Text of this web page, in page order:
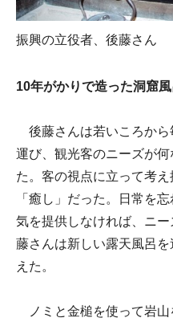
振興の立役者、後藤さん
10年がかりで造った洞窟風
後藤さんは若いころから
運び、観光客のニーズが
た。客の視点に立って考
「癒し」だった。日常を
気を提供しなければ、ニ
藤さんは新しい露天風呂
えた。
ノミと金槌を使って岩山